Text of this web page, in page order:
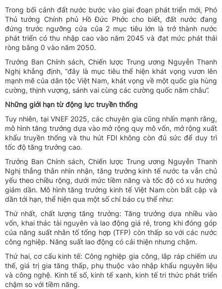
Trong bối cảnh đất nước bước vào giai đoạn phát triển mới, Phó
Thủ tướng Chính phủ Hồ Đức Phớc cho biết, đất nước đang
đứng trước ngưỡng cửa của 2 mục tiêu lớn là trở thành nước
phát triển có thu nhập cao vào năm 2045 và đạt mức phát thải
ròng bằng 0 vào năm 2050.
Trưởng Ban Chính sách, Chiến lược Trung ương Nguyễn Thanh
Nghị khẳng định, “đây là mục tiêu thể hiện khát vọng vươn lên
mạnh mẽ của dân tộc Việt Nam, khát vọng về một quốc gia hùng
cường, thịnh vượng, sánh vai cùng các cường quốc năm châu”.
Những giới hạn từ động lực truyền thống
Tuy nhiên, tại VNEF 2025, các chuyên gia cũng nhấn mạnh rằng,
mô hình tăng trưởng dựa vào mở rộng quy mô vốn, mở rộng xuất
khẩu truyền thống và thu hút FDI không còn đủ sức để duy trì
tốc độ tăng trưởng cao.
Trưởng Ban Chính sách, Chiến lược Trung ương Nguyễn Thanh
Nghị thẳng thắn nhìn nhận, tăng trưởng kinh tế nước ta vẫn chủ
yếu theo chiều rộng, dưới mức tiềm năng và tốc độ có xu hướng
giảm dần. Mô hình tăng trưởng kinh tế Việt Nam còn bất cập và
dần tới hạn, thể hiện qua một số chỉ báo cụ thể như:
Thứ nhất, chất lượng tăng trưởng: Tăng trưởng dựa nhiều vào
vốn, khai thác tài nguyên và lao động giá rẻ, trong khi đóng góp
của năng suất nhân tố tổng hợp (TFP) còn thấp so với các nước
công nghiệp. Năng suất lao động có cải thiện nhưng chậm.
Thứ hai, cơ cấu kinh tế: Công nghiệp gia công, lắp ráp chiếm ưu
thế, giá trị gia tăng thấp, phụ thuộc vào nhập khẩu nguyên liệu
và công nghệ. Kinh tế số, kinh tế xanh, kinh tế tri thức phát triển
chậm so với tiềm năng.